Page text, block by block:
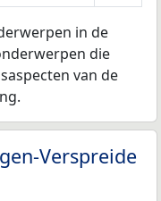
in de
die
van de
Verspreide